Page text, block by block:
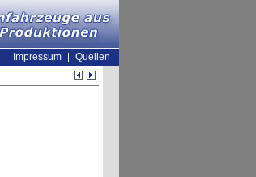
Impressum
Quellen